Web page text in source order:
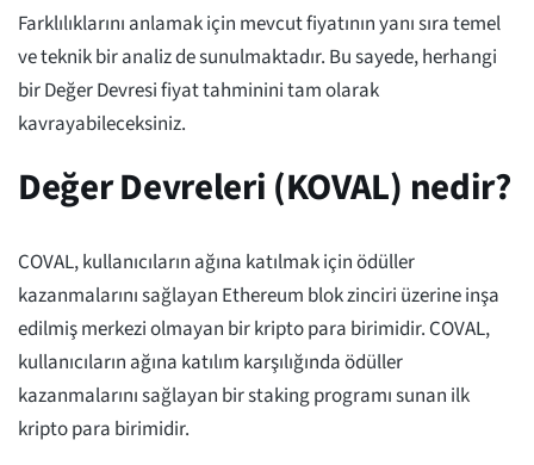
Farklılıklarını anlamak için mevcut fiyatının yanı sıra temel
ve teknik bir analiz de sunulmaktadır. Bu sayede, herhangi
bir Değer Devresi fiyat tahminini tam olarak
kavrayabileceksiniz.
Değer Devreleri (KOVAL) nedir?
COVAL, kullanıcıların ağına katılmak için ödüller
kazanmalarını sağlayan Ethereum blok zinciri üzerine inşa
edilmiş merkezi olmayan bir kripto para birimidir. COVAL,
kullanıcıların ağına katılım karşılığında ödüller
kazanmalarını sağlayan bir staking programı sunan ilk
kripto para birimidir.